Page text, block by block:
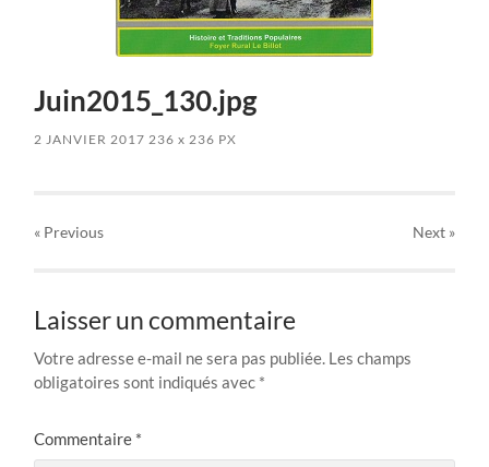
Juin2015_130.jpg
2 JANVIER 2017 236x 236 PX
« Previous Next»
Laisser un commentaire
Votre adresse e-mail ne sera pas publiée. Les champs
obligatoires sont indiqués avec *
Commentaire *